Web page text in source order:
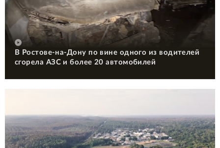
В Ростове-на-Дону по вине одного из водителей
сгорела АЗС и более 20 автомобилей